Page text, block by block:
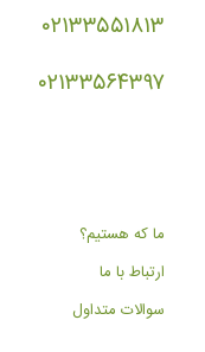
۰۲۱۳۳۵۵۱۸۱۳
۰۲۱۳۳۵۶۴۳۹۷
ما که هستیم؟
ارتباط با ما
سوالات متداول